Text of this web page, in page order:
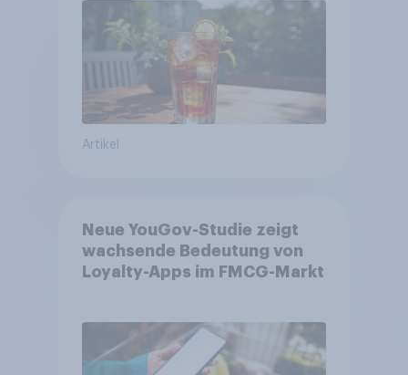
Artikel
Neue YouGov-Studie zeigt
wachsende Bedeutung von
Loyalty-Apps im FMCG-Markt